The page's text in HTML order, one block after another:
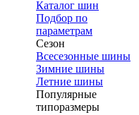
Каталог шин
Подбор по
параметрам
Сезон
Всесезонные шины
Зимние шины
Летние шины
Популярные
типоразмеры